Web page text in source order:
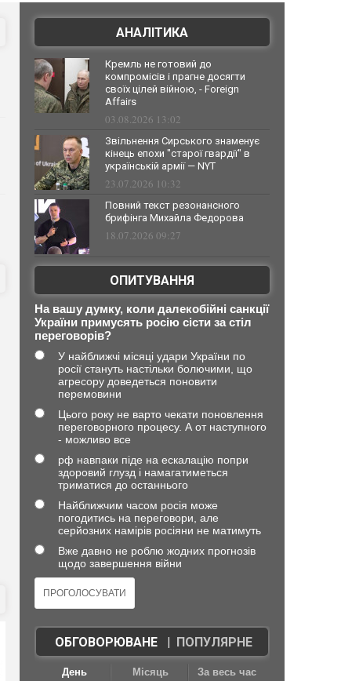
АНАЛІТИКА
Кремль не готовий до
компромісів і прагне досягти
своїх цілей війною, - Foreign
Affairs
03.08.2026 13:02
Звільнення Сирського знаменує
кінець епохи "старої гвардії" в
українській армії — NYT
23.07.2026 10:32
Повний текст резонансного
брифінга Михайла Федорова
18.07.2026 09:27
ОПИТУВАННЯ
На вашу думку, коли далекобійні санкції
України примусять росію сісти за стіл
переговорів?
У найближчі місяці удари України по
росії стануть настільки болючими, що
агресору доведеться поновити
перемовини
Цього року не варто чекати поновлення
переговорного процесу. А от наступного
- можливо все
рф навпаки піде на ескалацію попри
здоровий глузд і намагатиметься
триматися до останнього
Найближчим часом росія може
погодитись на переговори, але
серйозних намірів росіяни не матимуть
Вже давно не роблю жодних прогнозів
щодо завершення війни
ОБГОВОРЮВАНЕ| ПОПУЛЯРНЕ
День Місяць За весь час